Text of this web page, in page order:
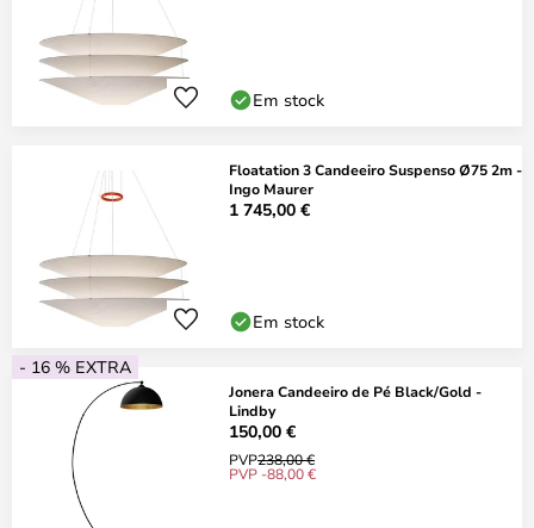
Em stock
Floatation 3 Candeeiro Suspenso Ø75 2m -
Ingo Maurer
1 745,00 €
Em stock
- 16 % EXTRA
Jonera Candeeiro de Pé Black/Gold -
Lindby
150,00 €
PVP238,00 €
PVP -88,00 €